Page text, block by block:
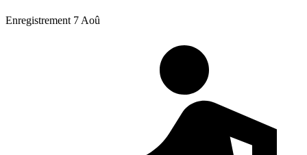
Enregistrement 7 Aoû